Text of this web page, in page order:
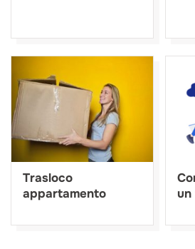
Trasloco
appartamento